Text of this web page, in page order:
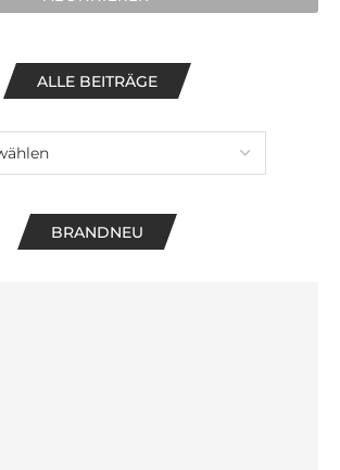
ALLE BEITRÄGE
BRANDNEU